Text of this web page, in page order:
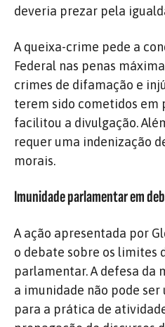
deveria prezar pela
A queixa-crime pede a
Federal nas penas
crimes de difamação e
terem sido cometidos em
facilitou a divulgação.
requer uma indenização
morais.
Imunidade parlamentar em
A ação apresentada por
o debate sobre os limites
parlamentar. A defesa da
a imunidade não pode
para a prática de